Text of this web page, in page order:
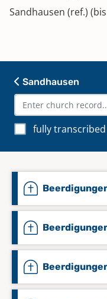
Sandhausen
fully transcribed
Sandhausen (ref.)